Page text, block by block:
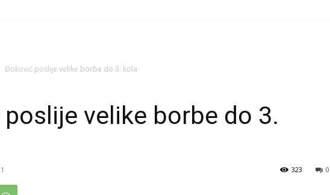
Đoković poslije velike borbe do 3. kola
velike borbe do 3.
0
323